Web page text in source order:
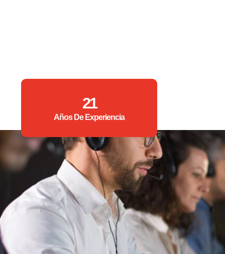
21
Años De Experiencia